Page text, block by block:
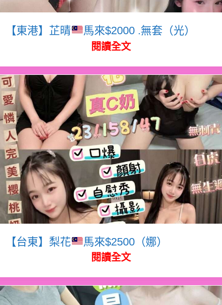
【東港】芷晴 馬來$2000 .無套（光）
閱讀全文
【台東】梨花 馬來$2500（娜）
閱讀全文